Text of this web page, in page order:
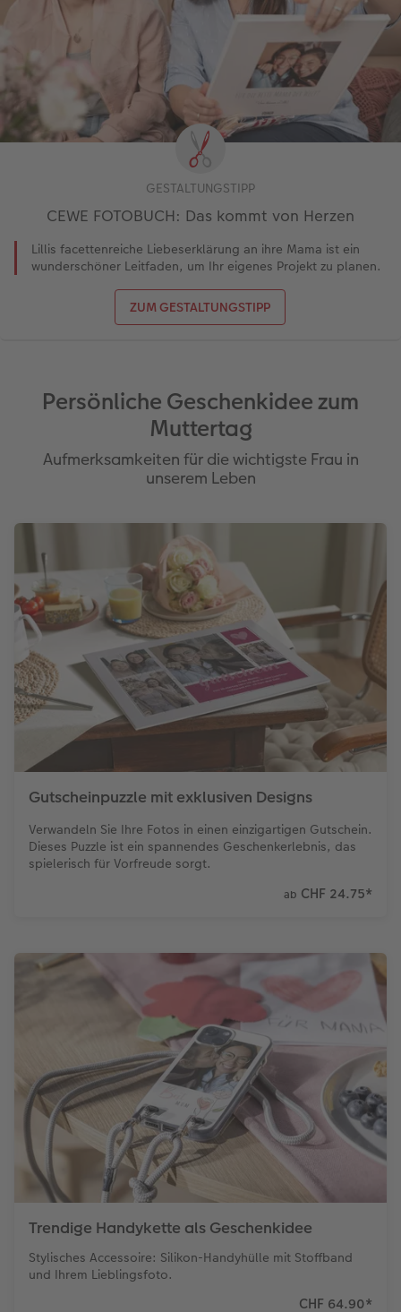
GESTALTUNGSTIPP
CEWE FOTOBUCH: Das kommt von Herzen
Lillis facettenreiche Liebeserklärung an ihre Mama ist ein
wunderschöner Leitfaden, um Ihr eigenes Projekt zu planen.
ZUM GESTALTUNGSTIPP
Persönliche Geschenkidee zum
Muttertag
Aufmerksamkeiten für die wichtigste Frau in
unserem Leben
Gutscheinpuzzle mit exklusiven Designs
Verwandeln Sie Ihre Fotos in einen einzigartigen Gutschein.
Dieses Puzzle ist ein spannendes Geschenkerlebnis, das
spielerisch für Vorfreude sorgt.
ab CHF 24.75*
Trendige Handykette als Geschenkidee
Stylisches Accessoire: Silikon-Handyhülle mit Stoffband
und Ihrem Lieblingsfoto.
CHF 64.90*